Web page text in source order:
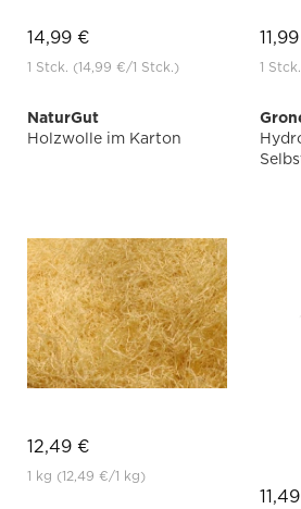
14,99 €
1 Stck. (14,99 €/1 Stck.) 1 Stck.
NaturGut
Holzwolle im Karton
12,49 €
1 kg (12,49 €/1 kg)